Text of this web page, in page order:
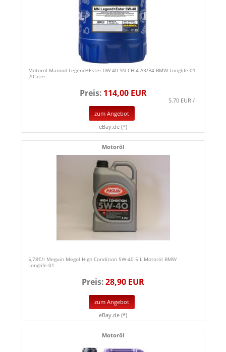
Motoröl Mannol Legend+Ester 0W-40 SN CH-4 A3/B4 BMW Longlife-01
20Liter
Preis: 114,00 EUR
5.70 EUR / l
zum Angebot
eBay.de (*)
Motoröl
5,78€/l Meguin Megol High Condition 5W-40 5 L Motoröl BMW
Longlife-01
Preis:28,90 EUR
zum Angebot
eBay.de (*)
Motoröl